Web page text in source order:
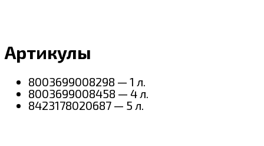
Артикулы
8003699008298 — 1 л.
8003699008458 — 4 л.
8423178020687 — 5 л.